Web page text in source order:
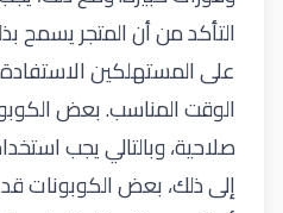
التأكد من أن المتجر يسمح
على المستهلكين
الوقت المناسب. بعض
صلاحية، وبالتالي يجب
إلى ذلك، بعض الكوبونات